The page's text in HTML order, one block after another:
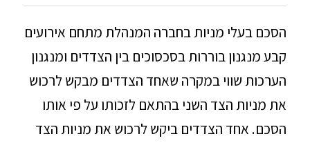
הסכם בעלי מניות בחברה המנהלת מתחם אירועים
קבע מנגנון בוררות בסכסוכים בין הצדדים ומנגנון
הערכות שווי במקרה שאחד הצדדים מבקש לרכוש
את מניות הצד השני בהתאם לזכותו על פי אותו
הסכם. אחד הצדדים ביקש לרכוש את מניות הצד